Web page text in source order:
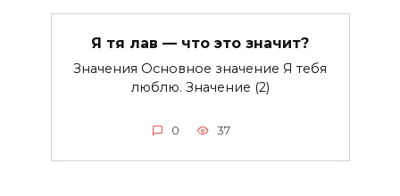
Я тя лав — что это значит?
Значения Основное значение Я тебя
люблю. Значение (2)
0 37